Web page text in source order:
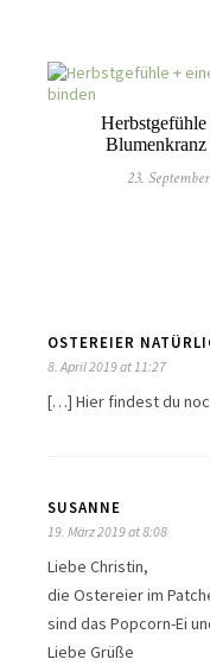
Herbstgefühle
Blumenkranz
23.
OSTEREIER
8. April 2019 at 11:27
[…] Hier findest du
SUSANNE
19. März 2019 at 8:08
Liebe Christin,
die Ostereier im
sind das Popcorn-Ei
Liebe Grüße